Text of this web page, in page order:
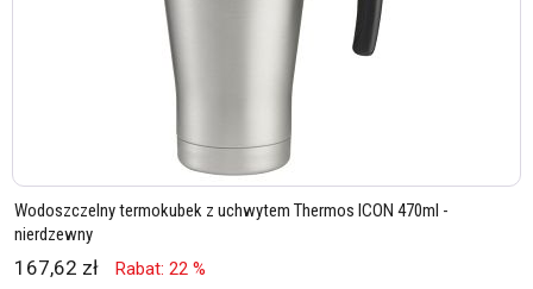
Wodoszczelny termokubek z uchwytem Thermos ICON 470ml -
nierdzewny
167,62 zł Rabat: 22 %